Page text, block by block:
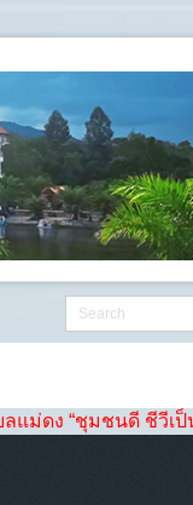
ดี ชีวีเป็นสุข เศรษฐ